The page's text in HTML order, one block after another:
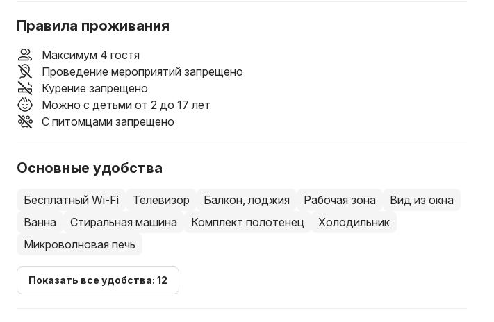
Правила проживания
Максимум 4 гостя
Проведение мероприятий запрещено
Курение запрещено
Можно с детьми от 2 до 17 лет
С питомцами запрещено
Основные удобства
Бесплатный Wi-Fi Телевизор Балкон, лоджия Рабочая зона
Вид из окна
Ванна
Стиральная машина Комплект полотенец
Холодильник
Микроволновая печь
Показать все удобства: 12